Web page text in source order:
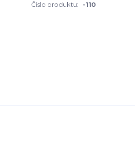
Číslo produktu: -110